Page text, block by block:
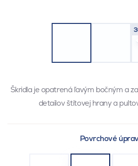
Škridla je opatrená ľavým bočným a
detailov štítovej hrany a
Povrchové